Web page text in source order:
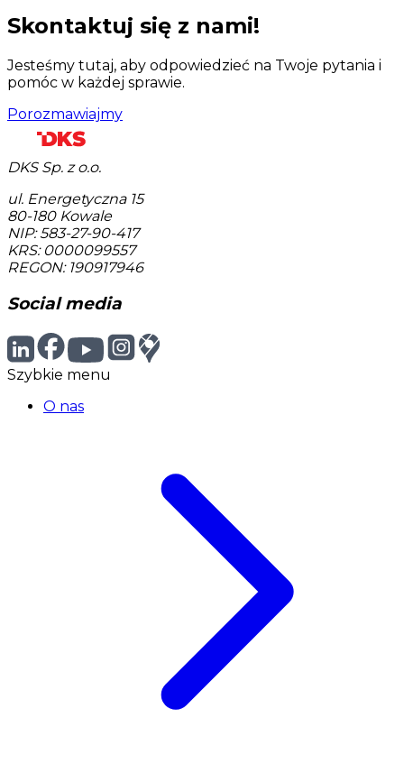
Skontaktuj się z nami!
Jesteśmy tutaj, aby odpowiedzieć na Twoje pytania i
pomóc w każdej sprawie.
Porozmawiajmy
DKS Sp. z o.o.
ul. Energetyczna 15
80-180 Kowale
NIP: 583-27-90-417
KRS: 0000099557
REGON: 190917946
Social media
Szybkie menu
O nas